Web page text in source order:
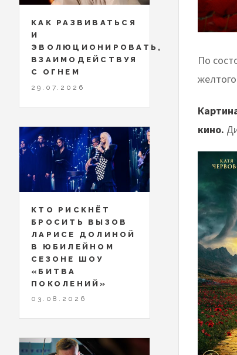
По
кино.
КАК РАЗВИВАТЬСЯ
И
ЭВОЛЮЦИОНИРОВАТЬ,
ВЗАИМОДЕЙСТВУЯ
С ОГНЕМ
29.07.2026
КТО РИСКНЁТ
БРОСИТЬ ВЫЗОВ
ЛАРИСЕ ДОЛИНОЙ
В ЮБИЛЕЙНОМ
СЕЗОНЕ ШОУ
«БИТВА
ПОКОЛЕНИЙ»
03.08.2026